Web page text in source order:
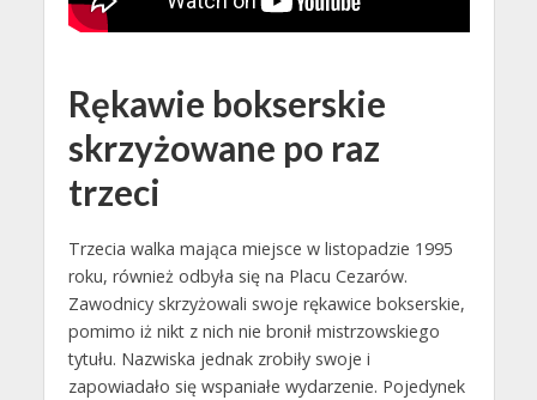
Rękawie bokserskie
skrzyżowane po raz
trzeci
Trzecia walka mająca miejsce w listopadzie 1995
roku, również odbyła się na Placu Cezarów.
Zawodnicy skrzyżowali swoje rękawice bokserskie,
pomimo iż nikt z nich nie bronił mistrzowskiego
tytułu. Nazwiska jednak zrobiły swoje i
zapowiadało się wspaniałe wydarzenie. Pojedynek